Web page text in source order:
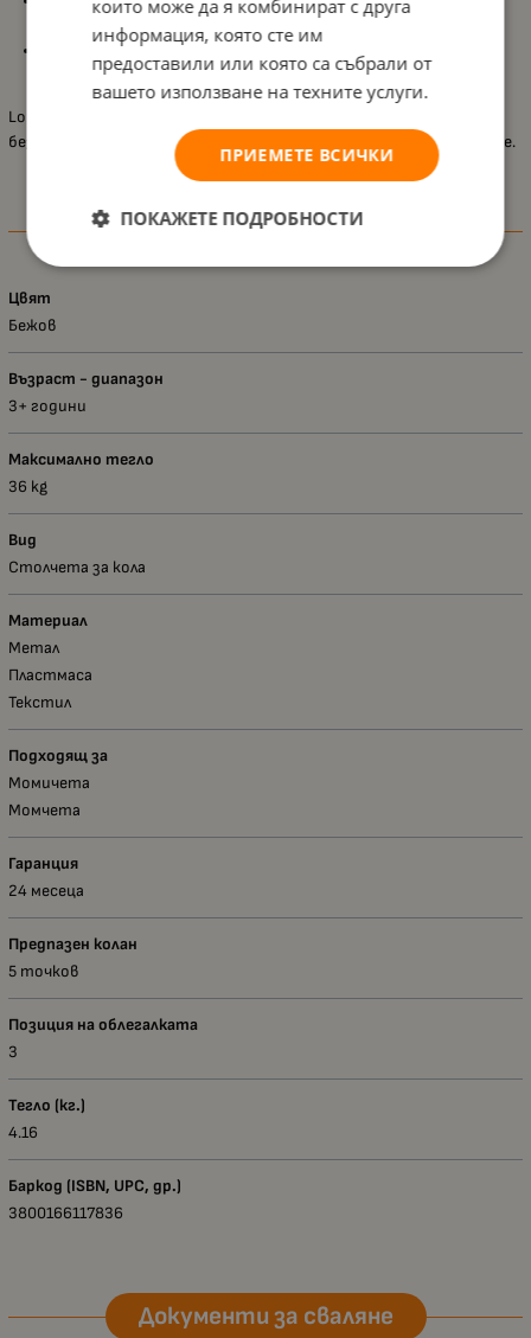
осигурявайки комфорт и защита;
Съответствие със стандарт ECE R129/03 (i-Size)
отговаря на най-новите изисквания за безопасност.
Lorelli Speed е чудесен избор за родители, търсещи практично,
безопасно и лесно за използване столче за по-голямото си дете.
Характеристики
Цвят
Бежов
Възраст - диапазон
3+ години
Максимално тегло
36 kg
Вид
Столчета за кола
Материал
Метал
Пластмаса
Текстил
Подходящ за
Момичета
Момчета
Гаранция
24 месеца
Предпазен колан
5 точков
Позиция на облегалката
3
Тегло (кг.)
4.16
Баркод (ISBN, UPC, др.)
3800166117836
Документи за сваляне
които може да я комбинират с друга
информация, която сте им
предоставили или която са събрали от
вашето използване на техните услуги.
ПРИЕМЕТЕ ВСИЧКИ
ПОКАЖЕТЕ ПОДРОБНОСТИ